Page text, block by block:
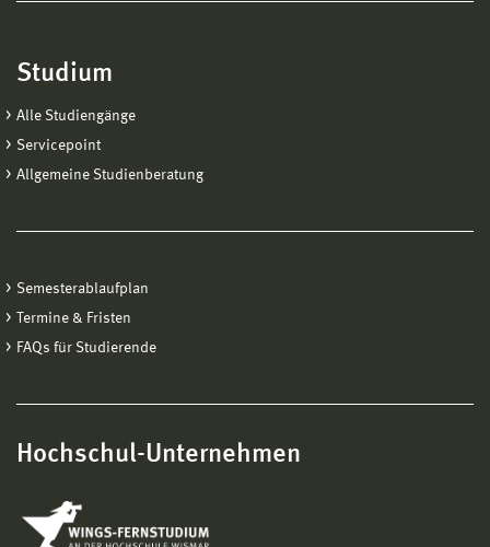
Studium
Alle Studiengänge
Servicepoint
Allgemeine Studienberatung
Semesterablaufplan
Termine & Fristen
FAQs für Studierende
Hochschul-Unternehmen